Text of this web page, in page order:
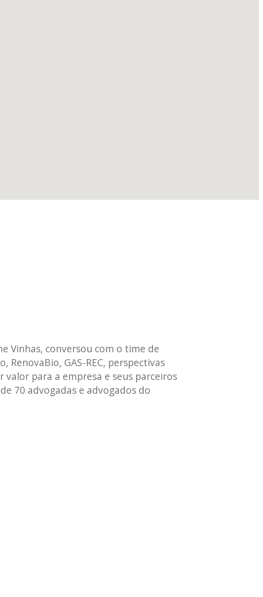
Vinhas, conversou com o time de
GAS-REC, perspectivas
para a empresa e seus parceiros
70 advogadas e advogados do